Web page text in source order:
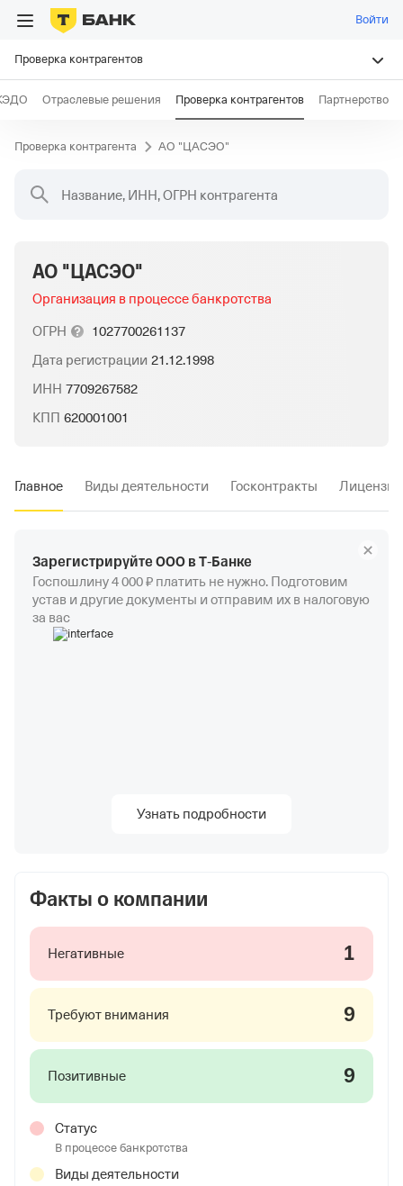
Войти
Проверка контрагентов
Отраслевые решения Проверка контрагентов Партнерство
Проверка контрагента АО "ЦАСЭО"
Название, ИНН, ОГРН контрагента
АО "ЦАСЭО"
Организация в процессе банкротства
ОГРН
1027700261137
Дата регистрации 21.12.1998
ИНН 7709267582
КПП 620001001
Главное Виды деятельности Госконтракты Лицензии
Зарегистрируйте ООО в Т‑Банке
Госпошлину 4 000 ₽ платить не нужно. Подготовим
устав и другие документы и отправим их в налоговую
за вас
Узнать подробности
Факты о компании
Негативные 1
Требуют внимания 9
Позитивные 9
Статус
В процессе банкротства
Виды деятельности